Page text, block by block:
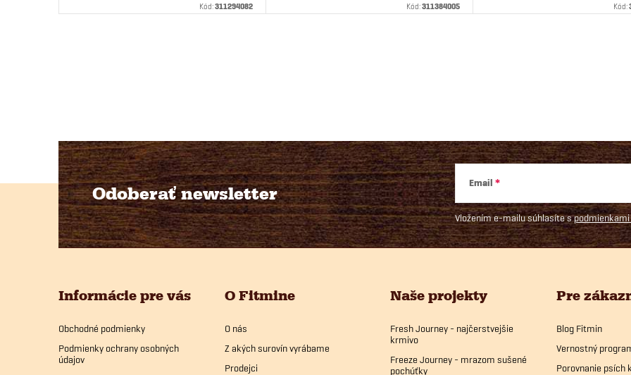
Kód:311294082 Kód:311384005 Kód:
Odoberať newsletter
Email
Vložením e-mailu súhlasíte spodmienkami
Informácie pre vás
Obchodné podmienky
Podmienky ochrany osobných
údajov
O Fitmine
O nás
Z akých surovín vyrábame
Prodejci
Naše projekty
Fresh Journey - najčerstvejšie
krmivo
Freeze Journey - mrazom sušené
pochúťky
Pre
Blog Fitmin
Vernostný
Porovnanie psích